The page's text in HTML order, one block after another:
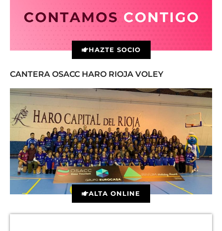
HAZTE SOCIO
CANTERA OSACC HARO RIOJA VOLEY
ALTA ONLINE